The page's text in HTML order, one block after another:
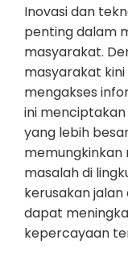
Inovasi dan
penting dalam
masyarakat.
masyarakat
mengakses
ini
yang lebih
masalah di
kerusakan
dapat
kepercayaan